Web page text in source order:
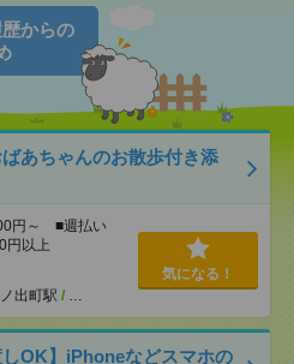
からの
ばあちゃんのお散歩付き添
円～ ■週払い
以上
出町駅 / …
気になる！
しOK】iPhoneなどスマホの